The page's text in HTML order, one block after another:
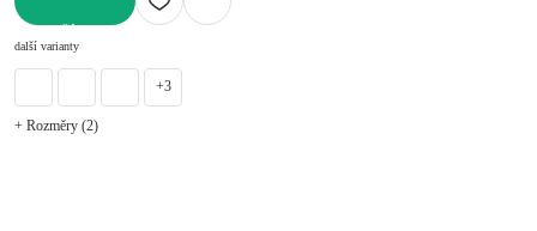
další varianty
+3
+ Rozměry (2)